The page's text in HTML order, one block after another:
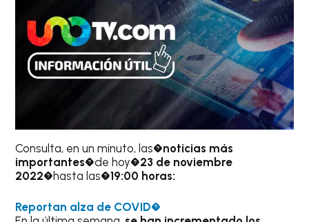
Consulta, en un minuto, las�noticias más
importantes�de hoy�23 de noviembre
2022�hasta las�19:00 horas:
Reportan alza de COVID�